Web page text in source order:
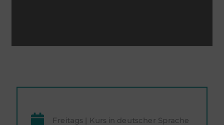
Freitags | Kurs in deutscher Sprache